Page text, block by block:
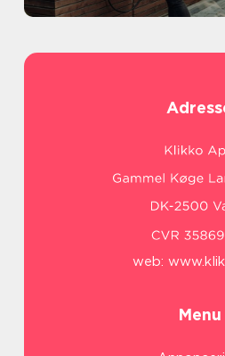
web:
Menu